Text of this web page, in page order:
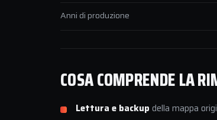
Anni di produzione
COSA COMPRENDE LA
Lettura e backup della mappa